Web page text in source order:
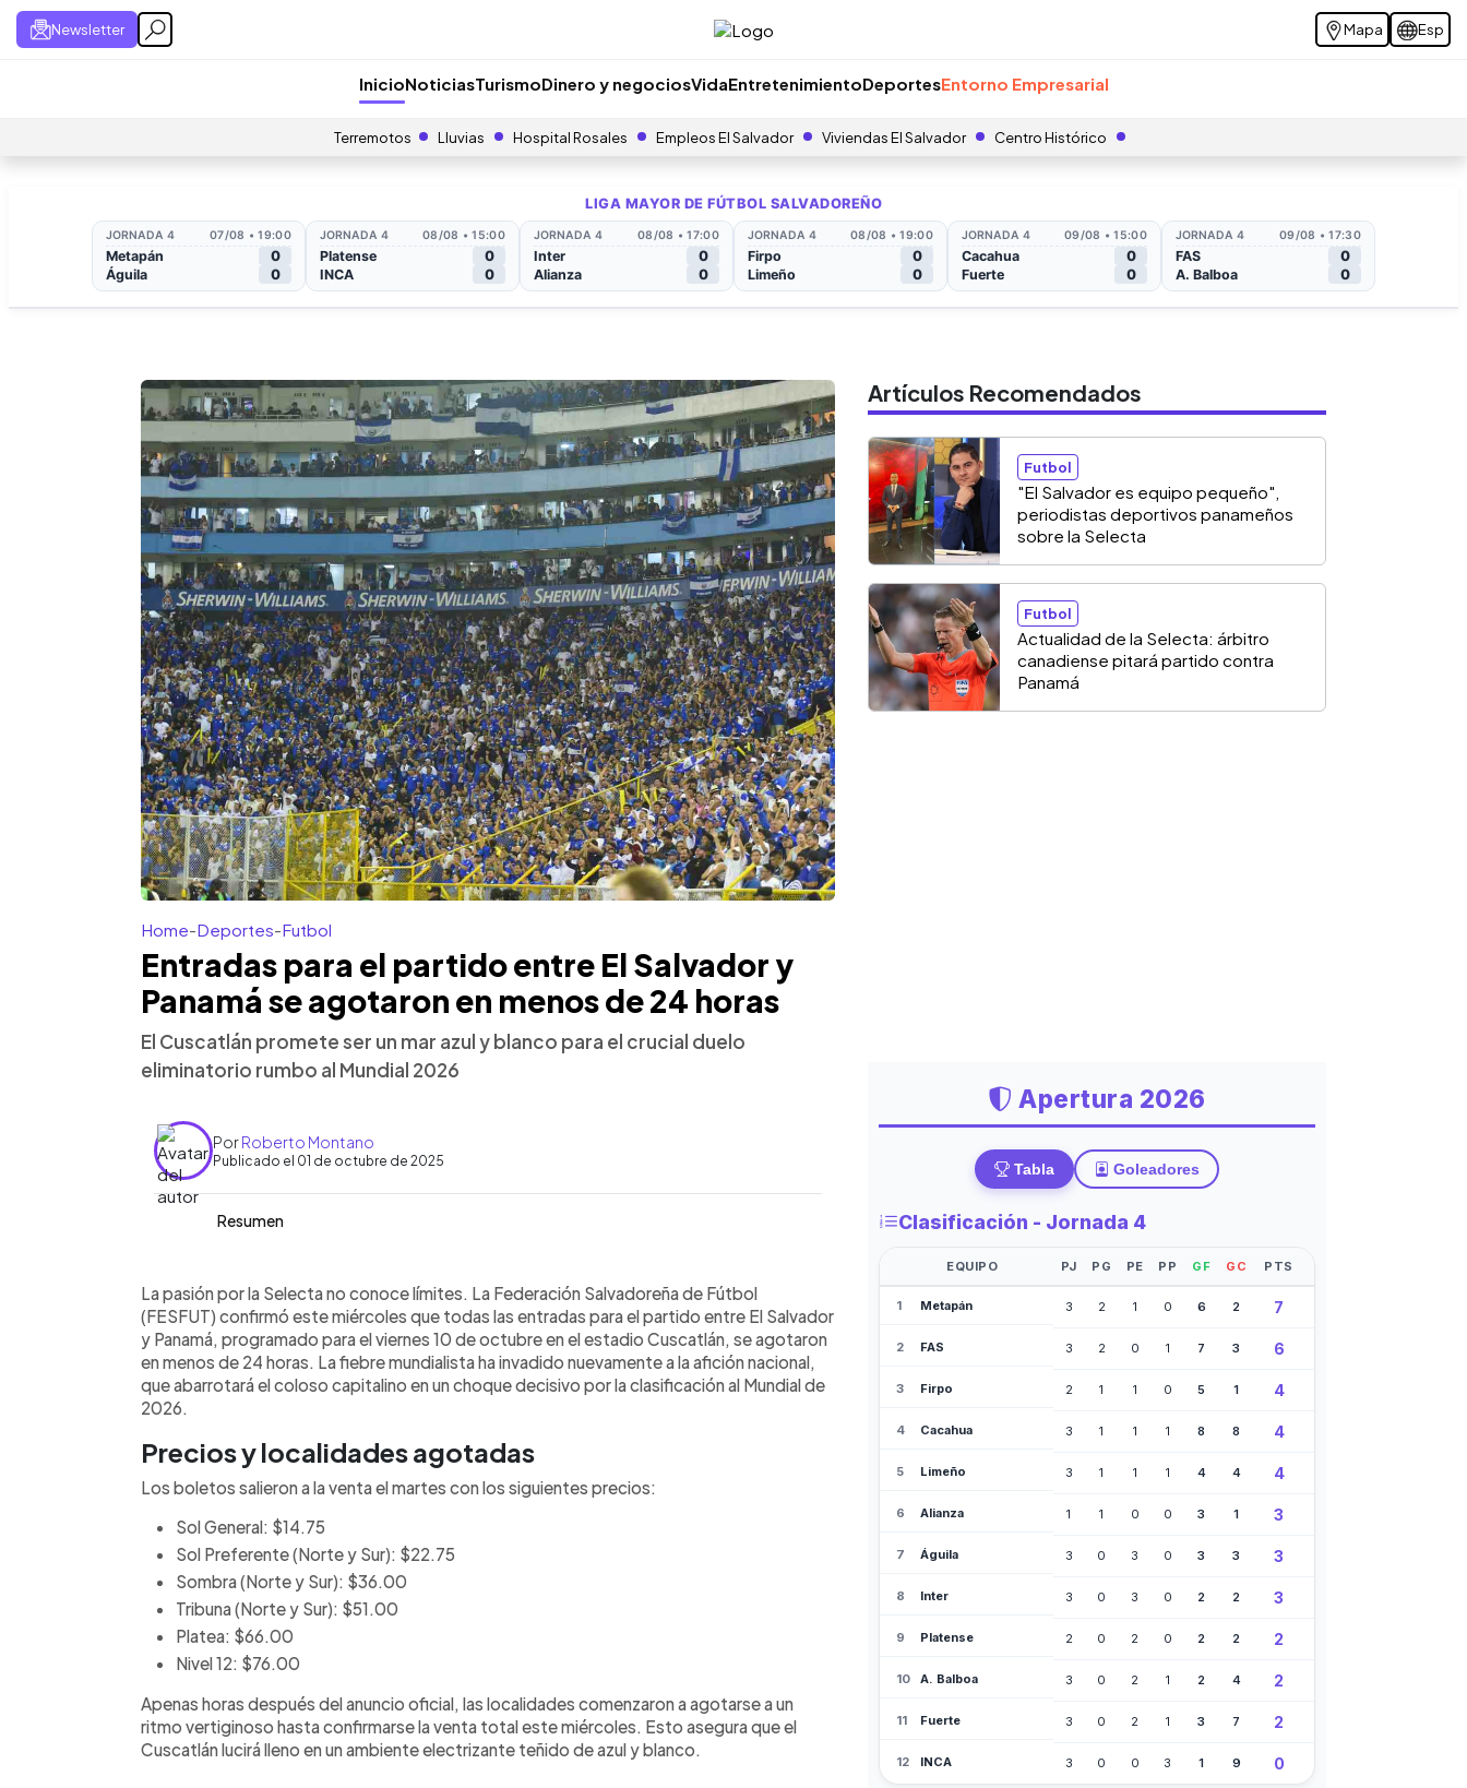
Newsletter Mapa Esp
InicioNoticiasTurismoDinero y negociosVidaEntretenimientoDeportesEntorno Empresarial
Terremotos Lluvias Hospital Rosales Empleos El Salvador Viviendas El Salvador Centro Histórico
Home-Deportes-Futbol
Entradas para el partido entre El Salvador y
Panamá se agotaron en menos de 24 horas
El Cuscatlán promete ser un mar azul y blanco para el crucial duelo
eliminatorio rumbo al Mundial 2026
PorRoberto Montano
Publicado el 01 de octubre de 2025
Resumen
Escuchar artículo
La FESFUT confirmó que las entradas para el partido entre El Salvador y
Panamá, el 10 de octubre en el estadio Cuscatlán, se agotaron en menos
de 24 horas. Con precios entre $14.75 y $76.00, el coloso capitalino será un
mar azul y blanco en un duelo clave rumbo al Mundial 2026. Aunque la FIFA
sancionó con el cierre parcial del 15% del aforo por incidentes previos, la
duelo contra Guatemala del 14 de octubre en el mismo escenario.
La pasión por la Selecta no conoce límites. La Federación Salvadoreña de Fútbol
(FESFUT) confirmó este miércoles que todas las entradas para el partido entre El Salvador
y Panamá, programado para el viernes 10 de octubre en el estadio Cuscatlán, se agotaron
en menos de 24 horas. La fiebre mundialista ha invadido nuevamente a la afición nacional,
que abarrotará el coloso capitalino en un choque decisivo por la clasificación al Mundial de
2026.
Precios y localidades agotadas
Los boletos salieron a la venta el martes con los siguientes precios:
Sol General: $14.75
Sol Preferente (Norte y Sur): $22.75
Sombra (Norte y Sur): $36.00
Tribuna (Norte y Sur): $51.00
Platea: $66.00
Nivel 12: $76.00
Apenas horas después del anuncio oficial, las localidades comenzaron a agotarse a un
ritmo vertiginoso hasta confirmarse la venta total este miércoles. Esto asegura que el
Cuscatlán lucirá lleno en un ambiente electrizante teñido de azul y blanco.
Artículos Recomendados
Futbol
"El Salvador es equipo pequeño",
periodistas deportivos panameños
sobre la Selecta
Futbol
Actualidad de la Selecta: árbitro
canadiense pitará partido contra
Panamá